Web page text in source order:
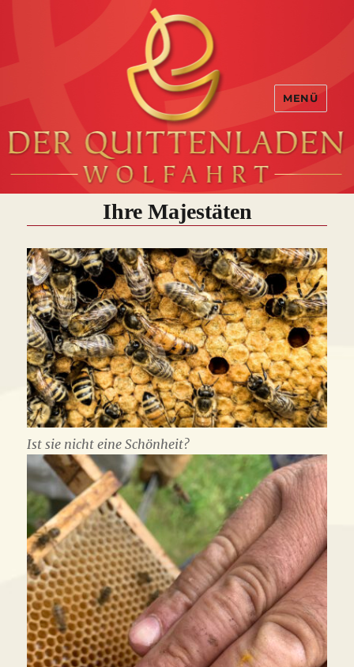
MENÜ
Ihre Majestäten
Ist sie nicht eine Schönheit?